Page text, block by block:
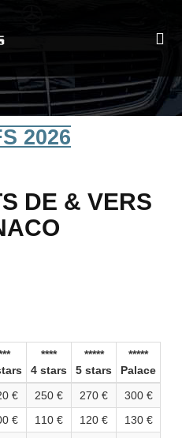
2026
DE & VERS
****
4 stars
*****
5 stars
*****
Palace
€ 250 € 270 €
300 €
€ 110 € 120 € 130 €